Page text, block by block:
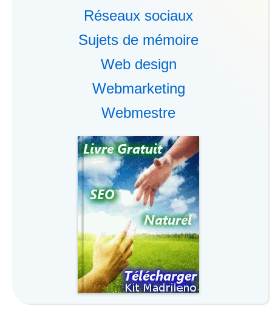
Réseaux sociaux
Sujets de mémoire
Web design
Webmarketing
Webmestre